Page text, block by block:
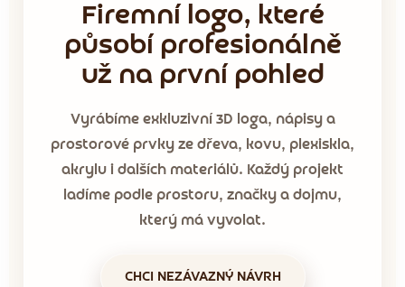
Firemní logo, které
působí profesionálně
už na první pohled
Vyrábíme exkluzivní 3D loga, nápisy a
prostorové prvky ze dřeva, kovu, plexiskla,
akrylu i dalších materiálů. Každý projekt
ladíme podle prostoru, značky a dojmu,
který má vyvolat.
CHCI NEZÁVAZNÝ NÁVRH